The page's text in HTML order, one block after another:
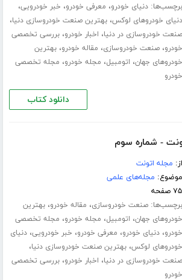
برچسب‌ها:دنیای خودرو، معرفی خودرو، خبر خودرویی،
دنیای خودروهای لوکس،بهترین صنعت خودروسازی دنیا،
صنعت خودروسازی در دنیا، اخبار خودرو،بررسی تخصصی
خودرو،صنعت خودروسازی، مقاله خودرو،بهترین
خودروهای جهان، اتومبیل، مجله خودرو، مجله تخصصی
خودرو
دانلود کتاب
- شماره سوم
از: مجله اتونت
موضوع: مجله‌های علمی
۷۵ صفحه
برچسب‌ها:صنعت خودروسازی، مقاله خودرو،بهترین
خودروهای جهان، اتومبیل، مجله خودرو، مجله تخصصی
خودرو،دنیای خودرو، معرفی خودرو، خبر خودرویی،دنیای
خودروهای لوکس،بهترین صنعت خودروسازی دنیا،
صنعت خودروسازی در دنیا، اخبار خودرو،بررسی تخصصی
خودرو